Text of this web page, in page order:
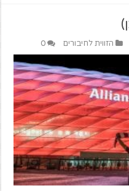
הזווית לחיבורים 0